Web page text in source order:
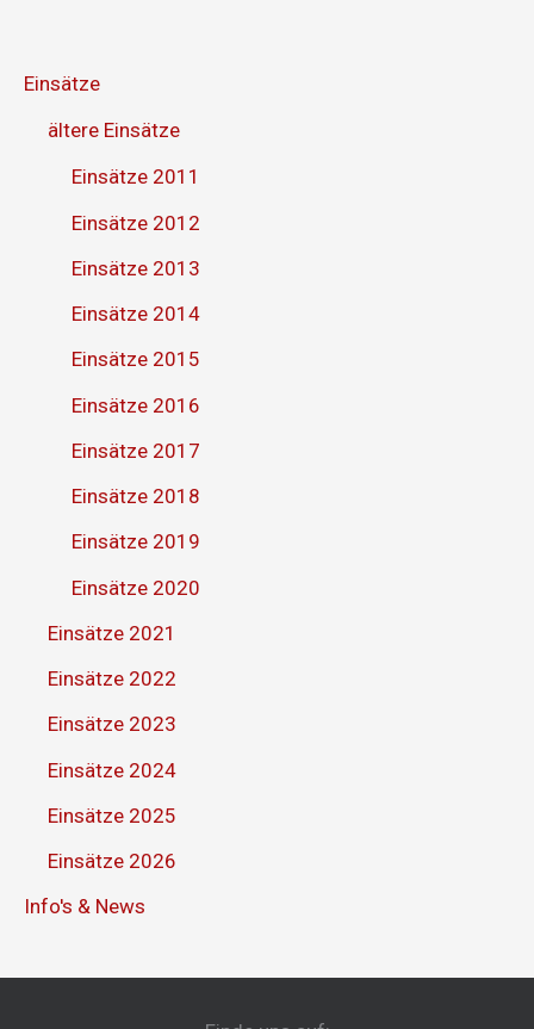
Einsätze
ältere Einsätze
Einsätze 2011
Einsätze 2012
Einsätze 2013
Einsätze 2014
Einsätze 2015
Einsätze 2016
Einsätze 2017
Einsätze 2018
Einsätze 2019
Einsätze 2020
Einsätze 2021
Einsätze 2022
Einsätze 2023
Einsätze 2024
Einsätze 2025
Einsätze 2026
Info's & News